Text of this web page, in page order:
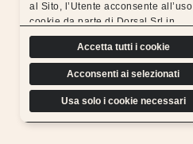
al Sito, l’Utente acconsente
cookie da parte di Dorsal Srl in
conformità a quanto previsto di
Accetta tutti i cookie
Acconsenti ai selezionati
Usa solo i cookie necessari
Tutti i prodotti Dorsal sono
scelti, resistenti, duraturi
test di controllo, per
offrire l’estensione
Scopri di